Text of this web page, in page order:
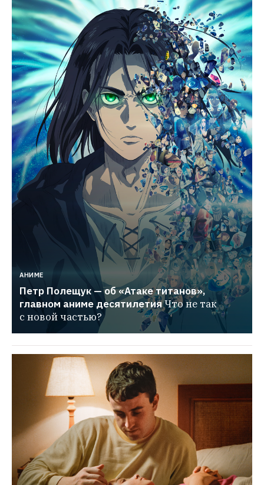
АНИМЕ
Петр Полещук — об «Атаке титанов»,
главном аниме десятилетияЧто не так
с новой частью?